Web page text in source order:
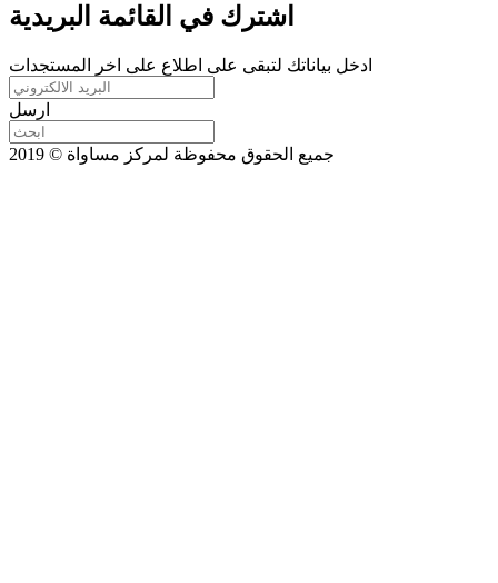
اشترك في القائمة البريدية
ادخل بياناتك لتبقى على اطلاع على اخر المستجدات
ارسل
جميع الحقوق محفوظة لمركز مساواة © 2019